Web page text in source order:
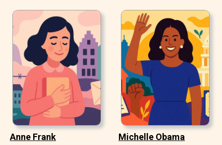
Anne Frank Michelle Obama